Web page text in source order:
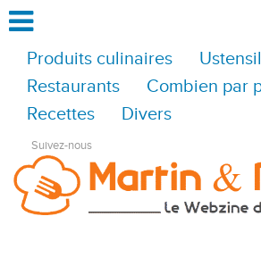
Produits culinaires
Restaurants
Combien par
Recettes
Divers
Suivez-nous